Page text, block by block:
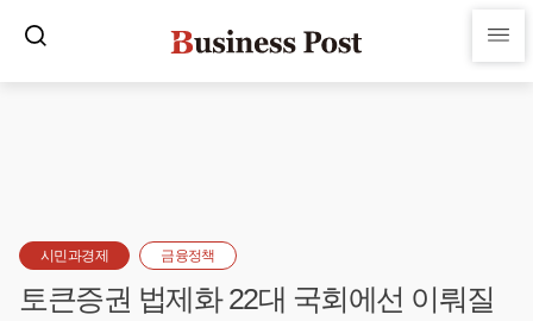
시민과경제 금융정책
토큰증권 법제화 22대 국회에선 이뤄질